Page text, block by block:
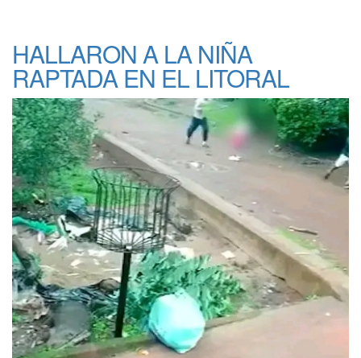
HALLARON A LA NIÑA
RAPTADA EN EL LITORAL